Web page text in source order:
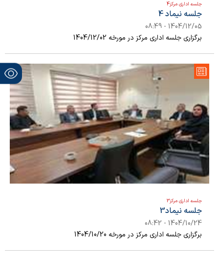
جلسه اداری مرکز4
جلسه نیماد 4
1404/12/05 - 08:49
برگزاری جلسه اداری مرکز در مورخه 1404/12/02
جلسه اداری مرکز3
جلسه نیماد3
1404/10/24 - 08:42
برگزاری جلسه اداری مرکز در مورخه 1404/10/20